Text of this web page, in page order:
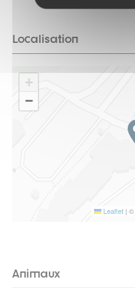
Localisation
+
−
Leaflet | ©
Animaux